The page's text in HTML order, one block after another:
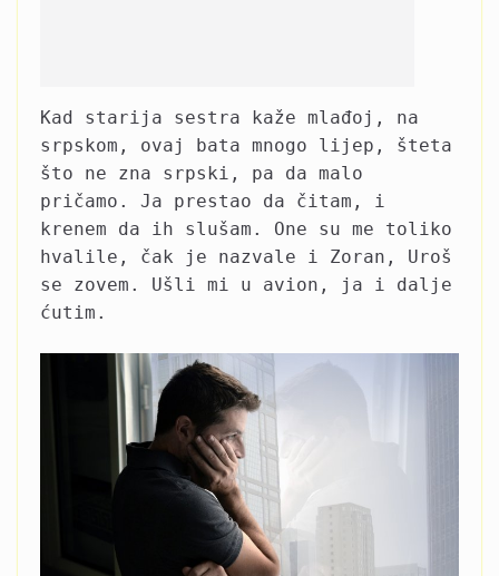
Kad starija sestra kaže mlađoj, na
srpskom, ovaj bata mnogo lijep, šteta
što ne zna srpski, pa da malo
pričamo. Ja prestao da čitam, i
krenem da ih slušam. One su me toliko
hvalile, čak je nazvale i Zoran, Uroš
se zovem. Ušli mi u avion, ja i dalje
ćutim.